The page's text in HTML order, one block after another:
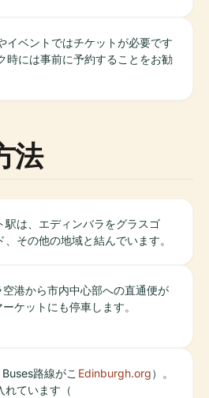
イベントではチケットが必要です
時には事前に予約することをお勧
法
駅は、エディンバラをグラスゴ
、その他の地域と結んでいます。
空港から市内中心部への直通便が
ケットにも停車します。
路線がこ
れています（
Edinburgh.org）。